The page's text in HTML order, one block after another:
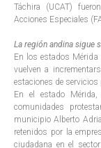
Táchira (UCAT)
Acciones Especiales
La región andina sigue
En los estados
vuelven a
estaciones de
En el estado
comunidades
municipio Alberto
retenidos por la
ciudadana en el